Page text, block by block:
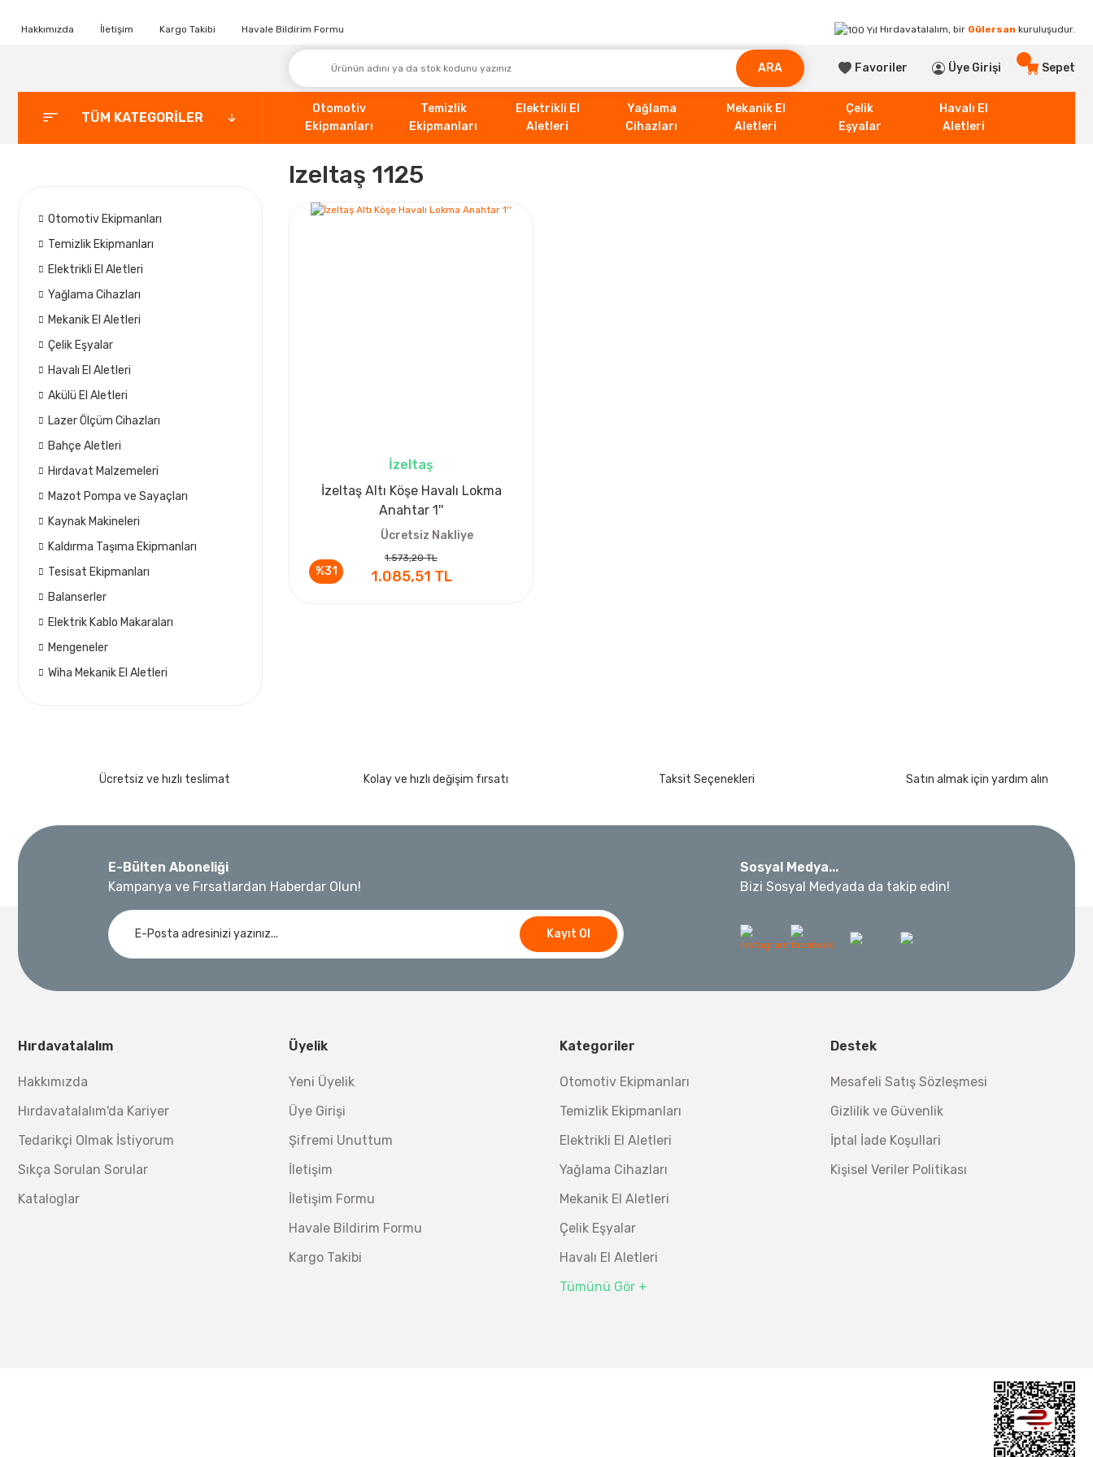
Hakkımızda İletişim Kargo Takibi Havale Bildirim Formu Hırdavatalalım, bir Gülersan kuruluşudur.
ARA Favoriler Üye Girişi Sepet
TÜM KATEGORİLER
Otomotiv
Ekipmanları
Temizlik
Ekipmanları
Elektrikli El
Aletleri
Yağlama
Cihazları
Mekanik El
Aletleri
Çelik
Eşyalar
Havalı El
Aletleri
Otomotiv Ekipmanları
Temizlik Ekipmanları
Elektrikli El Aletleri
Yağlama Cihazları
Mekanik El Aletleri
Çelik Eşyalar
Havalı El Aletleri
Akülü El Aletleri
Lazer Ölçüm Cihazları
Bahçe Aletleri
Hırdavat Malzemeleri
Mazot Pompa ve Sayaçları
Kaynak Makineleri
Kaldırma Taşıma Ekipmanları
Tesisat Ekipmanları
Balanserler
Elektrik Kablo Makaraları
Mengeneler
Wiha Mekanik El Aletleri
Izeltaş 1125
%31
İzeltaş
İzeltaş Altı Köşe Havalı Lokma
Anahtar 1''
Ücretsiz Nakliye
1.573,20 TL
1.085,51 TL
Ücretsiz ve hızlı teslimat Kolay ve hızlı değişim fırsatı Taksit Seçenekleri Satın almak için yardım alın
E-Bülten Aboneliği
Kampanya ve Fırsatlardan Haberdar Olun!
Kayıt Ol
Sosyal Medya...
Bizi Sosyal Medyada da takip edin!
Hırdavatalalım
Hakkımızda
Hırdavatalalım'da Kariyer
Tedarikçi Olmak İstiyorum
Sıkça Sorulan Sorular
Kataloglar
Üyelik
Yeni Üyelik
Üye Girişi
Şifremi Unuttum
İletişim
İletişim Formu
Havale Bildirim Formu
Kargo Takibi
Kategoriler
Otomotiv Ekipmanları
Temizlik Ekipmanları
Elektrikli El Aletleri
Yağlama Cihazları
Mekanik El Aletleri
Çelik Eşyalar
Havalı El Aletleri
Tümünü Gör +
Destek
Mesafeli Satış Sözleşmesi
Gizlilik ve Güvenlik
İptal İade Koşullari
Kişisel Veriler Politikası